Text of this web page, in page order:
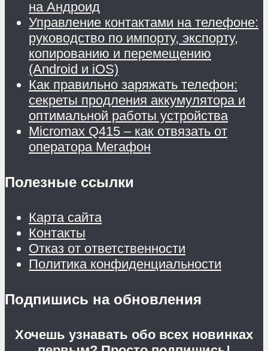
на Андроид
Управление контактами на телефоне:
руководство по импорту, экспорту,
копированию и перемещению
(Android и iOS)
Как правильно заряжать телефон:
секреты продления аккумулятора и
оптимальной работы устройства
Micromax Q415 – как отвязать от
оператора Мегафон
Полезные ссылки
Карта сайта
Контакты
Отказ от ответственности
Политика конфиденциальности
Подпишись на обновления
Хочешь узнавать обо всех новинках